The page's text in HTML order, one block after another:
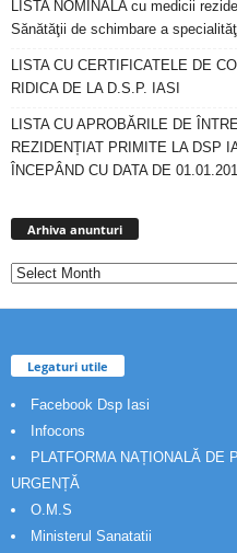
LISTA NOMINALA cu medicii
Sănătăţii de schimbare a
LISTA CU CERTIFICATELE DE
RIDICA DE LA D.S.P. IASI
LISTA CU APROBĂRILE DE
REZIDENȚIAT PRIMITE LA DSP
ÎNCEPÂND CU DATA DE
Arhiva anunturi
Legaturi utile
Facebook Dsp Iasi
Infocons
PLATFORMA NAȚIONALĂ DE
URGENȚĂ
O.M.S
Ministerul Sanatatii